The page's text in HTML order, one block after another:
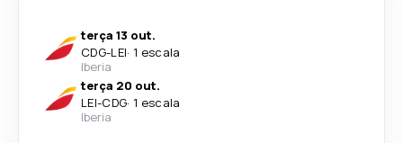
terça 13 out.
CDG-LEI· 1 escala
Iberia
terça 20 out.
LEI-CDG· 1 escala
Iberia